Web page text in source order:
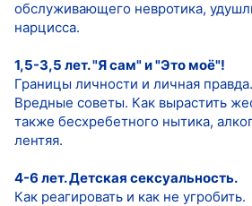
обслуживающего невротика,
нарцисса.
1,5-3,5 лет. "Я сам" и "Это моё"!
Границы личности и личная правда.
Вредные советы. Как вырастить
также бесхребетного нытика,
лентяя.
4-6 лет. Детская сексуальность.
Как реагировать и как не угробить.